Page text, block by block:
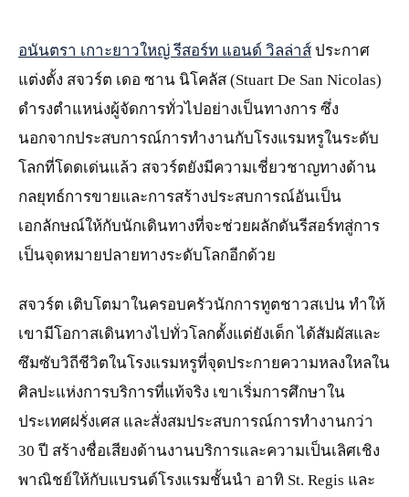
อนันตรา เกาะยาวใหญ่ รีสอร์ท แอนด์ วิลล่าส์ ประกาศ
แต่งตั้ง สจวร์ต เดอ ซาน นิโคลัส (Stuart De San Nicolas)
ดำรงตำแหน่งผู้จัดการทั่วไปอย่างเป็นทางการ ซึ่ง
นอกจากประสบการณ์การทำงานกับโรงแรมหรูในระดับ
โลกที่โดดเด่นแล้ว สจวร์ตยังมีความเชี่ยวชาญทางด้าน
กลยุทธ์การขายและการสร้างประสบการณ์อันเป็น
เอกลักษณ์ให้กับนักเดินทางที่จะช่วยผลักดันรีสอร์ทสู่การ
เป็นจุดหมายปลายทางระดับโลกอีกด้วย
สจวร์ต เติบโตมาในครอบครัวนักการทูตชาวสเปน ทำให้
เขามีโอกาสเดินทางไปทั่วโลกตั้งแต่ยังเด็ก ได้สัมผัสและ
ซึมซับวิถีชีวิตในโรงแรมหรูที่จุดประกายความหลงใหลใน
ศิลปะแห่งการบริการที่แท้จริง เขาเริ่มการศึกษาใน
ประเทศฝรั่งเศส และสั่งสมประสบการณ์การทำงานกว่า
30 ปี สร้างชื่อเสียงด้านงานบริการและความเป็นเลิศเชิง
พาณิชย์ให้กับแบรนด์โรงแรมชั้นนำ อาทิ St. Regis และ